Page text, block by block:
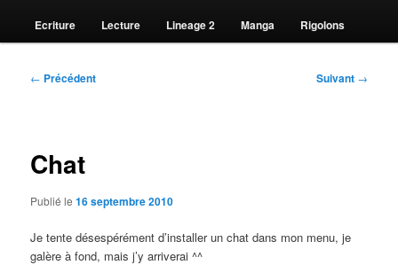
Ecriture Lecture Lineage 2 Manga Rigolons
Navigation
← Précédent Suivant →
Chat
Publié le16 septembre 2010
Je tente désespérément d’installer un chat dans mon menu, je
galère à fond, mais j’y arriverai ^^